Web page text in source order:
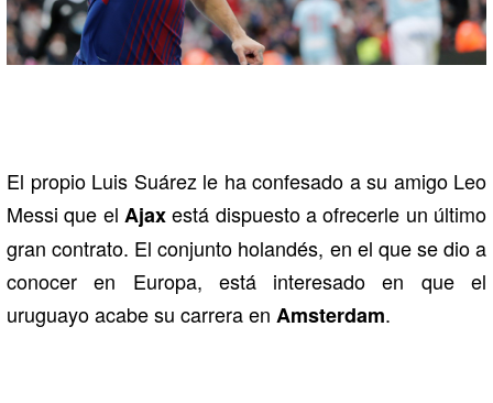
El propio Luis Suárez le ha confesado a su amigo Leo
Messi que el Ajaxestá dispuesto a ofrecerle un último
gran contrato. El conjunto holandés, en el que se dio a
conocer en Europa, está interesado en que el
uruguayo acabe su carrera en Amsterdam.